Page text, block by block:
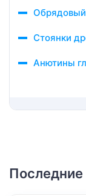
Стоянки
Анютины